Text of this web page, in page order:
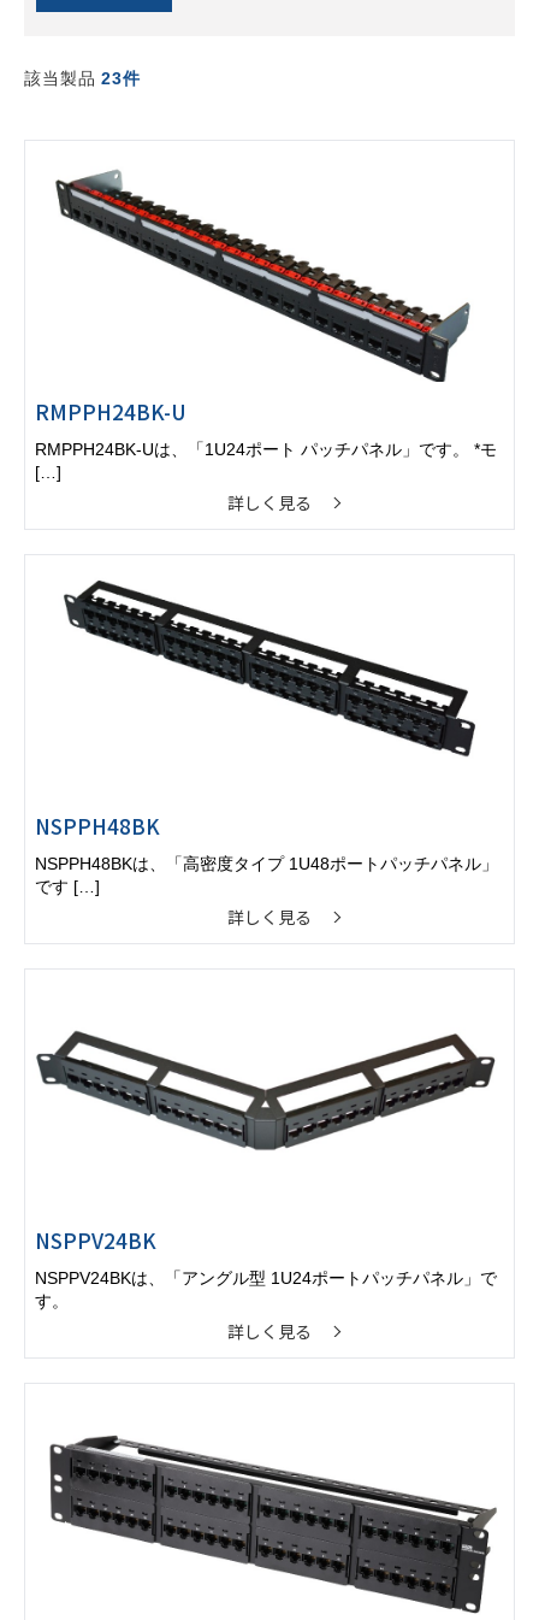
該当製品23件
RMPPH24BK-U
RMPPH24BK-Uは、「1U24ポート パッチパネル」です。 *モ
[…]
詳しく見る
NSPPH48BK
NSPPH48BKは、「高密度タイプ 1U48ポートパッチパネル」
です […]
詳しく見る
NSPPV24BK
NSPPV24BKは、「アングル型 1U24ポートパッチパネル」で
す。
詳しく見る